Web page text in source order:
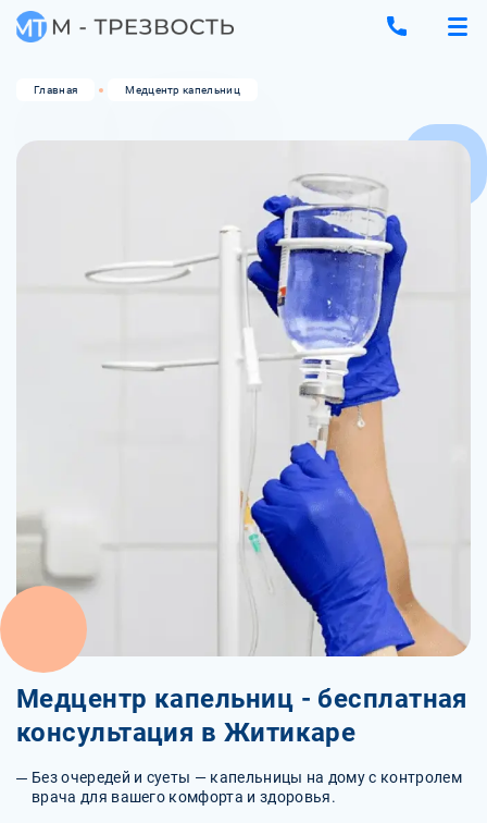
Главная Медцентр капельниц
Медцентр капельниц - бесплатная
консультация в Житикаре
Без очередей и суеты — капельницы на дому с контролем
врача для вашего комфорта и здоровья.